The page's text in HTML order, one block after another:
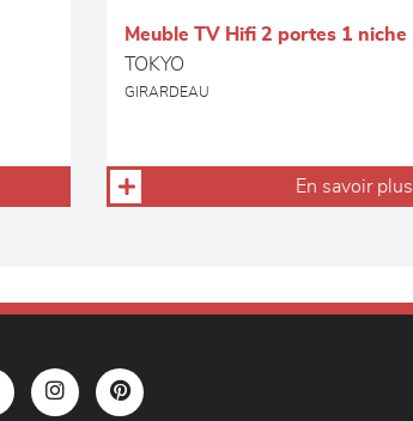
Meuble TV Hifi 2 portes 1 niche
TOKYO
GIRARDEAU
En savoir plus